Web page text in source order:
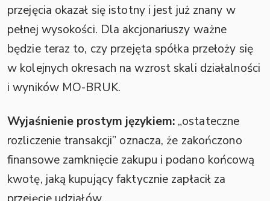
przejęcia okazał się istotny i jest już znany w
pełnej wysokości. Dla akcjonariuszy ważne
będzie teraz to, czy przejęta spółka przełoży się
w kolejnych okresach na wzrost skali działalności
i wyników MO-BRUK.
Wyjaśnienie prostym językiem:„ostateczne
rozliczenie transakcji” oznacza, że zakończono
finansowe zamknięcie zakupu i podano końcową
kwotę, jaką kupujący faktycznie zapłacił za